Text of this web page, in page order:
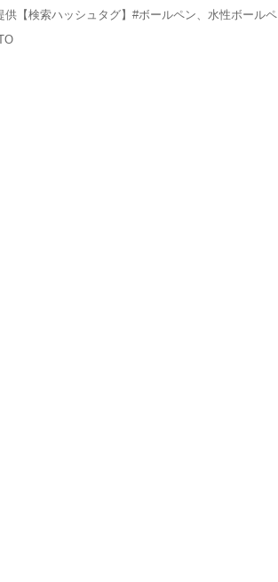
供【検索ハッシュタグ】#ボールペン、水性ボールペ